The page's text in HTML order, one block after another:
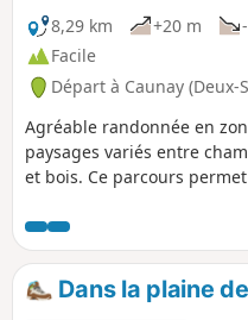
8,29 km
+20 m
Facile
Départ à Caunay (Deux-
Agréable randonnée en
paysages variés entre
et bois. Ce parcours
fontaine Fontadam, aux
miraculeuses, et l'église de
Dans la plaine